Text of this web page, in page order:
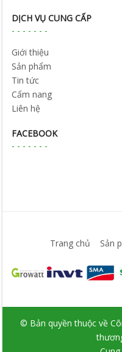
DỊCH VỤ CUNG CẤP
Giới thiệu
Sản phẩm
Tin tức
Cẩm nang
Liên hệ
FACEBOOK
Trang chủ Sản
© Bản quyền thuộc về